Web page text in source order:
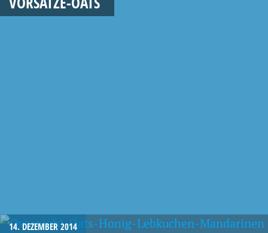
14. DEZEMBER 2014